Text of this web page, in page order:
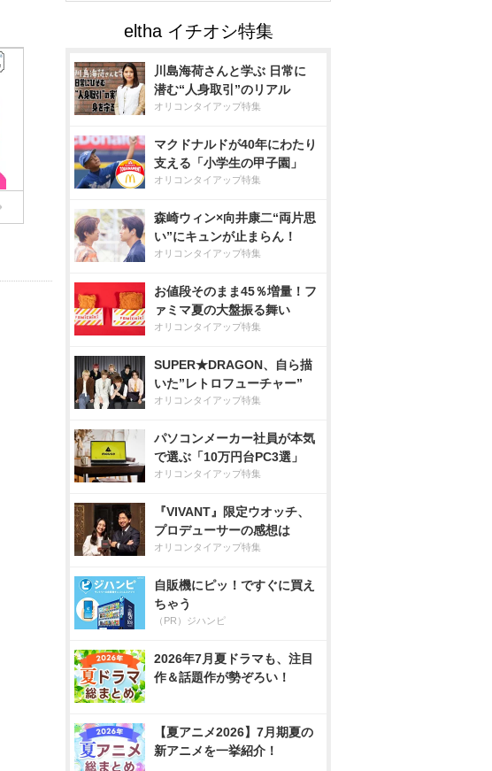
川島海荷さんと学ぶ 日常に
潜む“人身取引”のリアル
オリコンタイアップ特集
マクドナルドが40年にわたり
支える「小学生の甲子園」
オリコンタイアップ特集
森崎ウィン×向井康二“両片思
い”にキュンが止まらん！
オリコンタイアップ特集
お値段そのまま45％増量！フ
ァミマ夏の大盤振る舞い
オリコンタイアップ特集
SUPER★DRAGON、自ら描
いた”レトロフューチャー”
オリコンタイアップ特集
パソコンメーカー社員が本気
で選ぶ「10万円台PC3選」
オリコンタイアップ特集
『VIVANT』限定ウオッチ、
プロデューサーの感想は
オリコンタイアップ特集
自販機にピッ！ですぐに買え
ちゃう
（PR）ジハンピ
2026年7月夏ドラマも、注目
作＆話題作が勢ぞろい！
【夏アニメ2026】7月期夏の
新アニメを一挙紹介！